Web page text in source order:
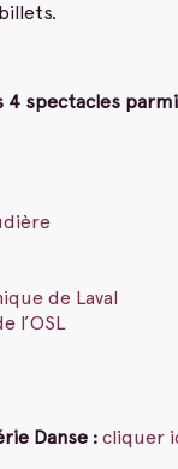
4 spectacles
de Laval
l’OSL
Danse : cliquer